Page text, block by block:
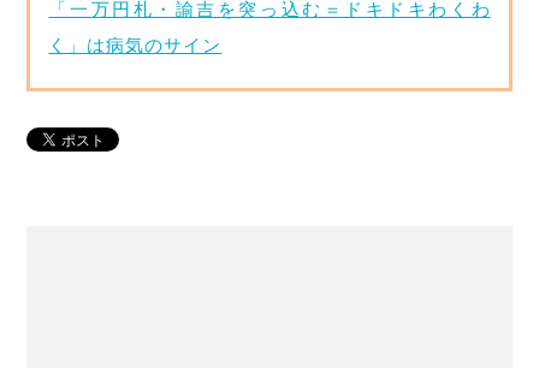
「一万円札・諭吉を突っ込む＝ドキドキわくわ
く」は病気のサイン